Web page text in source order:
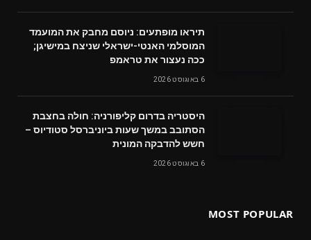
תיראו מופתעים: ניוסם מחבק את המועמד
המוסלמי האנטי-ישראלי שניצח במישיגן;
ככה נעצור את טראמפ
6 באוגוסט 2026
היסטריה בדרום קליפורניה: חולה בחצבת
הסתובב במשך שעות ביוניברסל סטודיוס –
חשש להדבקה המונית
6 באוגוסט 2026
MOST POPULAR